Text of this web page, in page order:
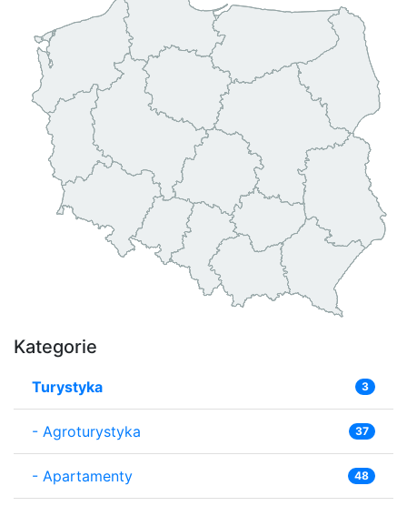
Kategorie
Turystyka 3
- Agroturystyka 37
- Apartamenty 48